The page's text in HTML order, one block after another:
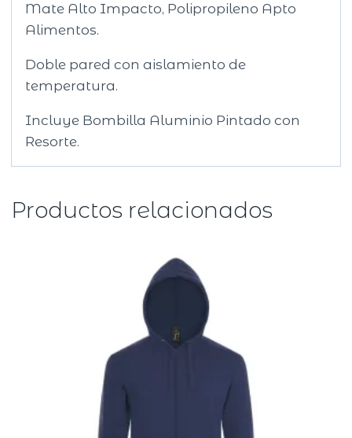
Mate Alto Impacto, Polipropileno Apto
Alimentos.
Doble pared con aislamiento de
temperatura.
Incluye Bombilla Aluminio Pintado con
Resorte.
Productos relacionados